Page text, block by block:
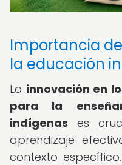
Importancia
la educación
La innovación en
para la
indígenas es
aprendizaje
contexto